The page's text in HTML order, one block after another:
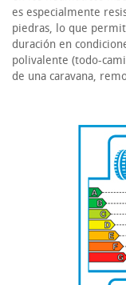
es especialmente
piedras, lo que
duración en
polivalente (todo-
de una caravana,